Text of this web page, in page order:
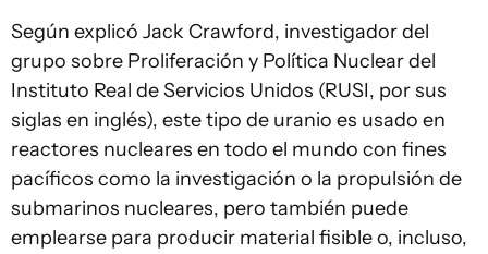
Según explicó Jack Crawford, investigador del
grupo sobre Proliferación y Política Nuclear del
Instituto Real de Servicios Unidos (RUSI, por sus
siglas en inglés), este tipo de uranio es usado en
reactores nucleares en todo el mundo con fines
pacíficos como la investigación o la propulsión de
submarinos nucleares, pero también puede
emplearse para producir material fisible o, incluso,